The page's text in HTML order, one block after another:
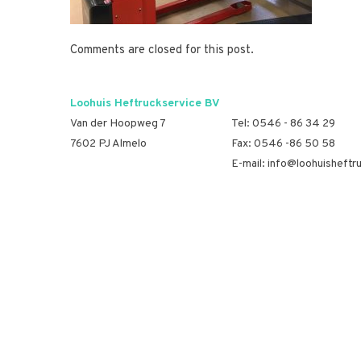
Comments are closed for this post.
Loohuis Heftruckservice BV
Van der Hoopweg 7
7602 PJ Almelo
Tel: 0546 - 86 34 29
Fax: 0546 -86 50 58
E-mail: